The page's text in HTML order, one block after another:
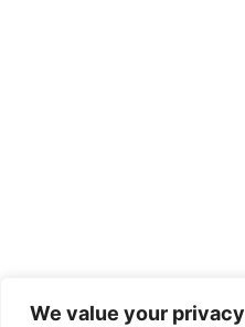
We value your privacy